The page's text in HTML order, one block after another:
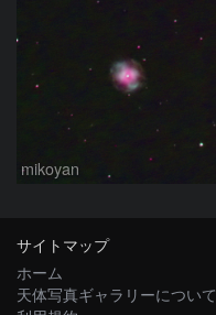
mikoyan
サイトマップ
ホーム
天体写真ギャラリーについて